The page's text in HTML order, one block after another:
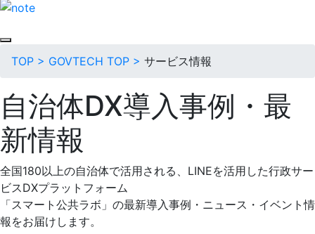
TOP > GOVTECH TOP > サービス情報
自治体DX導入事例・最
新情報
全国180以上の自治体で活用される、LINEを活用した行政サー
ビスDXプラットフォーム
「スマート公共ラボ」の最新導入事例・ニュース・イベント情
報をお届けします。